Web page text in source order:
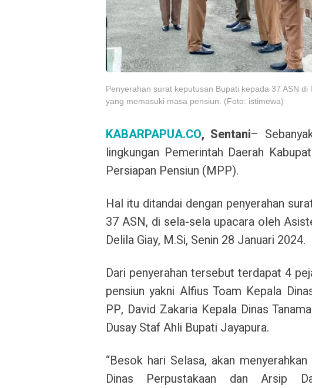
Penyerahan surat keputusan Bupati kepada 37 ASN
yang memasuki masa pensiun. (Foto: istimewa)
KABARPAPUA.CO, Sentani–
lingkungan Pemerintah Daerah
Persiapan Pensiun (MPP).
Hal itu ditandai dengan penyerahan
37 ASN, di sela-sela upacara oleh
Delila Giay, M.Si, Senin 28 Januari 2024.
Dari penyerahan tersebut terdapat 4
pensiun yakni Alfius Toam Kepala
PP, David Zakaria Kepala Dinas
Dusay Staf Ahli Bupati Jayapura.
“Besok hari Selasa, akan
Dinas Perpustakaan dan Arsip